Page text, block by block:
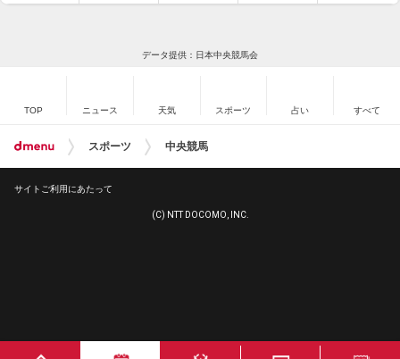
データ提供：日本中央競馬会
TOP ニュース 天気 スポーツ 占い すべて
スポーツ 中央競馬
サイトご利用にあたって
(C) NTT DOCOMO, INC.